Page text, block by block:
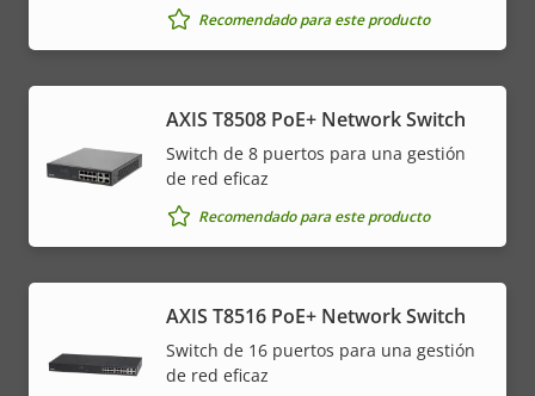
Recomendado para este producto
AXIS T8508 PoE+ Network Switch
Switch de 8 puertos para una gestión
de red eficaz
Recomendado para este producto
AXIS T8516 PoE+ Network Switch
Switch de 16 puertos para una gestión
de red eficaz